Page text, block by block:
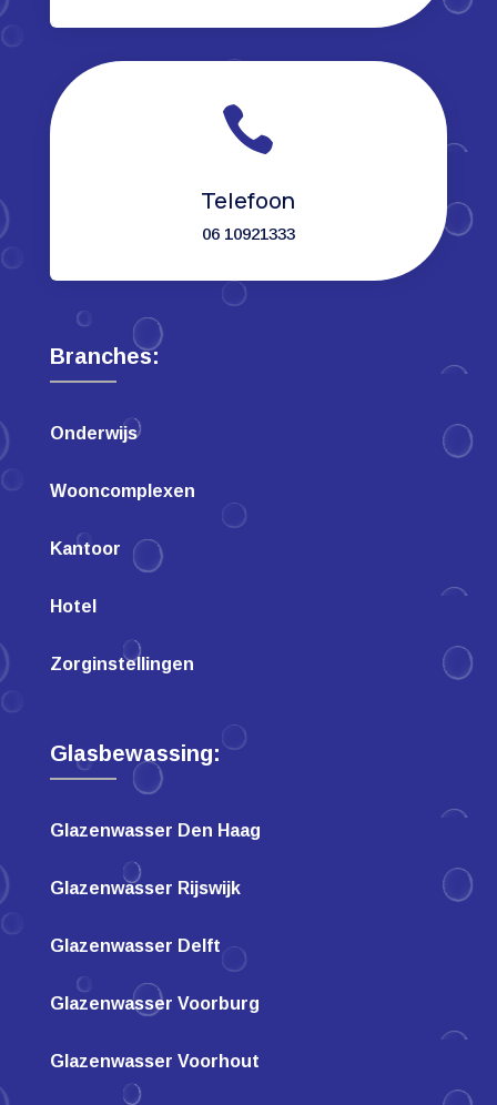

Telefoon
06 10921333
Branches:
Onderwijs
Wooncomplexen
Kantoor
Hotel
Zorginstellingen
Glasbewassing:
Glazenwasser Den Haag
Glazenwasser Rijswijk
Glazenwasser Delft
Glazenwasser Voorburg
Glazenwasser Voorhout